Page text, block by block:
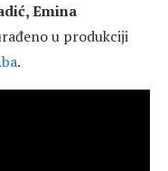
Emina
u produkciji
.